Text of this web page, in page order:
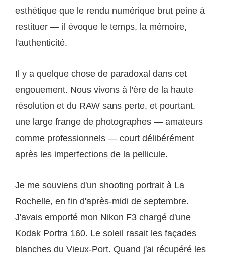
esthétique que le rendu numérique brut peine à
restituer — il évoque le temps, la mémoire,
l'authenticité.
Il y a quelque chose de paradoxal dans cet
engouement. Nous vivons à l'ère de la haute
résolution et du RAW sans perte, et pourtant,
une large frange de photographes — amateurs
comme professionnels — court délibérément
après les imperfections de la pellicule.
Je me souviens d'un shooting portrait à La
Rochelle, en fin d'après-midi de septembre.
J'avais emporté mon Nikon F3 chargé d'une
Kodak Portra 160. Le soleil rasait les façades
blanches du Vieux-Port. Quand j'ai récupéré les